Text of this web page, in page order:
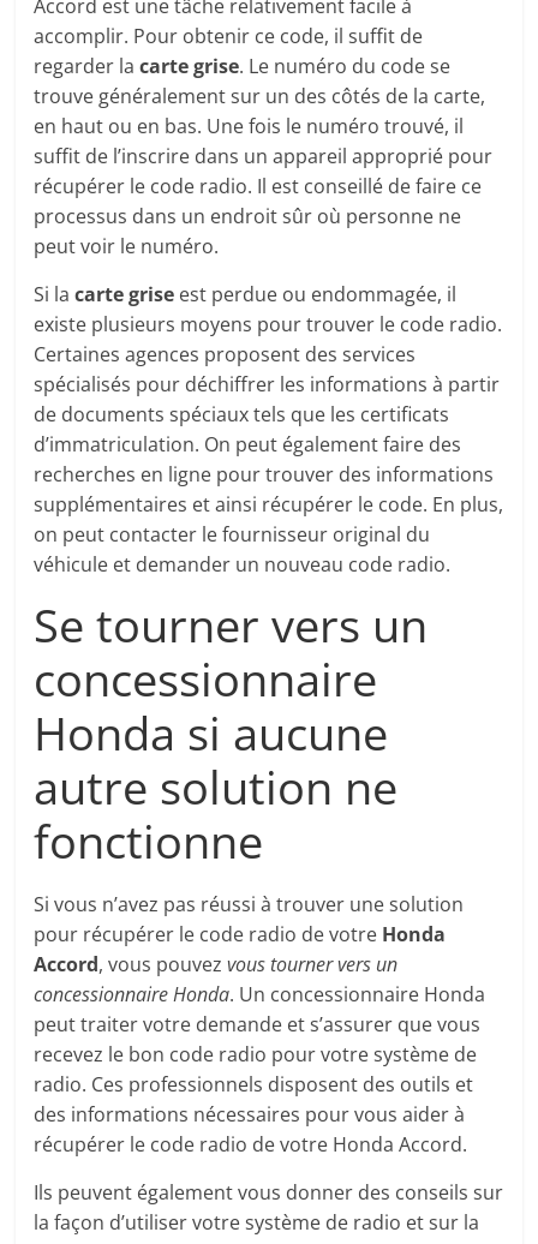
Accord est une tâche relativement facile à
accomplir. Pour obtenir ce code, il suffit de
regarder lacarte grise. Le numéro du code se
trouve généralement sur un des côtés de la carte,
en haut ou en bas. Une fois le numéro trouvé, il
suffit de l’inscrire dans un appareil approprié pour
récupérer le code radio. Il est conseillé de faire ce
processus dans un endroit sûr où personne ne
peut voir le numéro.
Si lacarte grise est perdue ou endommagée, il
existe plusieurs moyens pour trouver le code radio.
Certaines agences proposent des services
spécialisés pour déchiffrer les informations à partir
de documents spéciaux tels que les certificats
d’immatriculation. On peut également faire des
recherches en ligne pour trouver des informations
supplémentaires et ainsi récupérer le code. En plus,
on peut contacter le fournisseur original du
véhicule et demander un nouveau code radio.
Se tourner vers un
concessionnaire
Honda si aucune
autre solution ne
fonctionne
Si vous n’avez pas réussi à trouver une solution
pour récupérer le code radio de votre Honda
Accord, vous pouvezvous tourner vers un
concessionnaire Honda. Un concessionnaire Honda
peut traiter votre demande et s’assurer que vous
recevez le bon code radio pour votre système de
radio. Ces professionnels disposent des outils et
des informations nécessaires pour vous aider à
récupérer le code radio de votre Honda Accord.
Ils peuvent également vous donner des conseils sur
la façon d’utiliser votre système de radio et sur la